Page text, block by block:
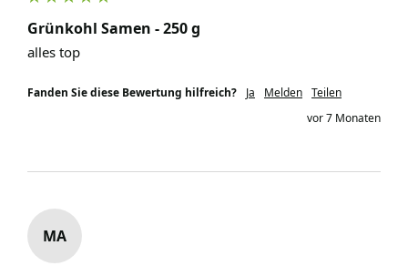
Grünkohl Samen - 250 g
alles top
Fanden Sie diese Bewertung hilfreich? Ja Melden Teilen
vor 7 Monaten
MA